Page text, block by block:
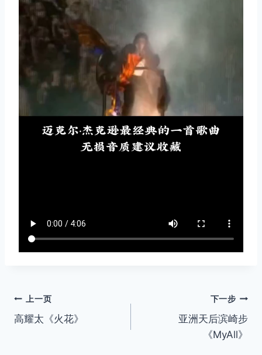
文
章
上一页
高耀太《火花》
下一步
亚洲天后滨崎步
《MyAll》